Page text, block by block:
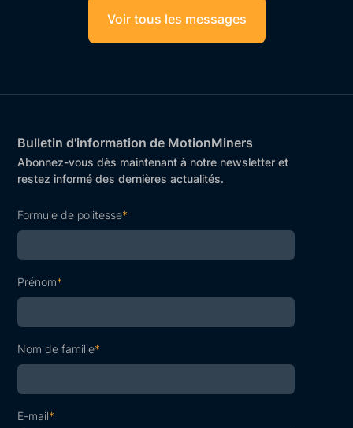
Voir tous les messages
Bulletin d'information de MotionMiners
Abonnez-vous dès maintenant à notre newsletter et
restez informé des dernières actualités.
Formule de politesse*
Prénom*
Nom de famille*
E-mail*